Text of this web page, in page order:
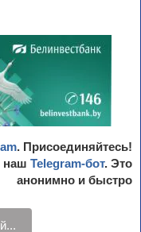
. Присоединяйтесь!
наш Telegram-бот. Это
анонимно и быстро